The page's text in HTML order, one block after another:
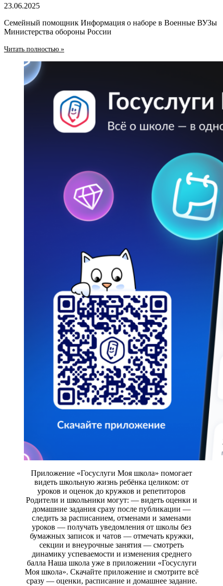
23.06.2025
Семейный помощник Информация о наборе в Военные ВУЗы
Министерства обороны России
Читать полностью »
Приложение «Госуслуги Моя школа» помогает
видеть школьную жизнь ребёнка целиком: от
уроков и оценок до кружков и репетиторов
Родители и школьники могут: — видеть оценки и
домашние задания сразу после публикации —
следить за расписанием, отменами и заменами
уроков — получать уведомления от школы без
бумажных записок и чатов — отмечать кружки,
секции и внеурочные занятия — смотреть
динамику успеваемости и изменения среднего
балла Наша школа уже в приложении «Госуслуги
Моя школа». Скачайте приложение и смотрите всё
сразу — оценки, расписание и домашнее задание.